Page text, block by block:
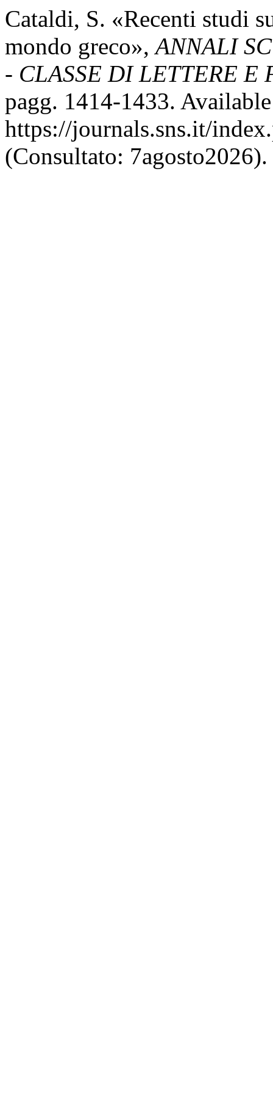
Cataldi, S. «Recenti studi
mondo greco»,ANNALI
- CLASSE DI LETTERE E
pagg. 1414-1433.
https://journals.sns.it/
(Consultato: 7agosto2026).